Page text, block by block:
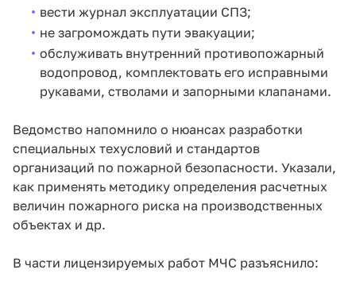
вести журнал эксплуатации СПЗ;
не загромождать пути эвакуации;
обслуживать внутренний противопожарный
водопровод, комплектовать его исправными
рукавами, стволами и запорными клапанами.
Ведомство напомнило о нюансах разработки
специальных техусловий и стандартов
организаций по пожарной безопасности. Указали,
как применять методику определения расчетных
величин пожарного риска на производственных
объектах и др.
В части лицензируемых работ МЧС разъяснило: